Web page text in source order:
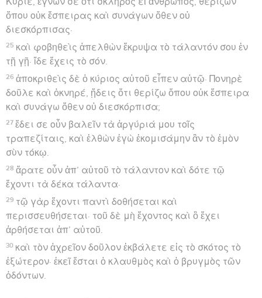
ὅπου οὐκ ἔσπειρας καὶ συνάγων ὅθεν οὐ
διεσκόρπισας·
25 καὶ φοβηθεὶς ἀπελθὼν ἔκρυψα τὸ τάλαντόν σου ἐν
τῇ γῇ· ἴδε ἔχεις τὸ σόν.
26 ἀποκριθεὶς δὲ ὁ κύριος αὐτοῦ εἶπεν αὐτῷ· Πονηρὲ
δοῦλε καὶ ὀκνηρέ, ᾔδεις ὅτι θερίζω ὅπου οὐκ ἔσπειρα
καὶ συνάγω ὅθεν οὐ διεσκόρπισα;
27 ἔδει σε οὖν βαλεῖν τὰ ἀργύριά μου τοῖς
τραπεζίταις, καὶ ἐλθὼν ἐγὼ ἐκομισάμην ἂν τὸ ἐμὸν
σὺν τόκῳ.
28 ἄρατε οὖν ἀπ’ αὐτοῦ τὸ τάλαντον καὶ δότε τῷ
ἔχοντι τὰ δέκα τάλαντα·
29 τῷ γὰρ ἔχοντι παντὶ δοθήσεται καὶ
περισσευθήσεται· τοῦ δὲ μὴ ἔχοντος καὶ ὃ ἔχει
ἀρθήσεται ἀπ’ αὐτοῦ.
30 καὶ τὸν ἀχρεῖον δοῦλον ἐκβάλετε εἰς τὸ σκότος τὸ
ἐξώτερον· ἐκεῖ ἔσται ὁ κλαυθμὸς καὶ ὁ βρυγμὸς τῶν
ὀδόντων.